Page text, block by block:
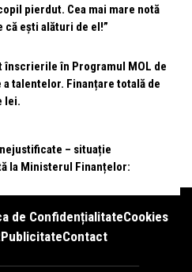
pierdut. Cea mai mare notă
că ești alături de el!”
înscrierile în Programul MOL de
a talentelor. Finanțare totală de
lei.
– situație
la Ministerul Finanțelor:
de ConfidențialitateCookies
PublicitateContact